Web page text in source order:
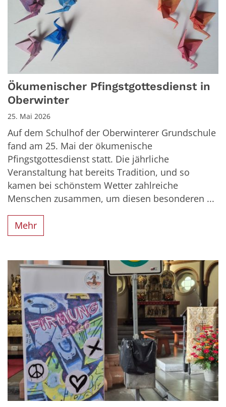
Ökumenischer Pfingstgottesdienst in
Oberwinter
25. Mai 2026
Auf dem Schulhof der Oberwinterer Grundschule
fand am 25. Mai der ökumenische
Pfingstgottesdienst statt. Die jährliche
Veranstaltung hat bereits Tradition, und so
kamen bei schönstem Wetter zahlreiche
Menschen zusammen, um diesen besonderen ...
Mehr